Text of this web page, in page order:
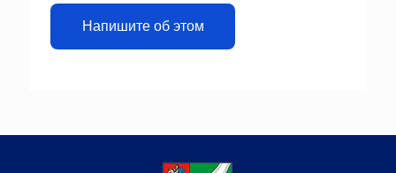
Напишите об этом